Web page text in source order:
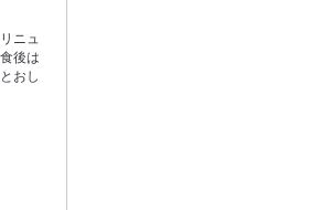
ニュ
後は
おし